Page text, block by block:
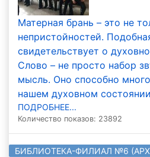
Матерная брань – это не
непристойностей.
свидетельствует о
Слово – не просто набор
мысль. Оно способно
нашем духовном
ПОДРОБНЕЕ...
Количество показов: 23892
БИБЛИОТЕКА-ФИЛИАЛ №6